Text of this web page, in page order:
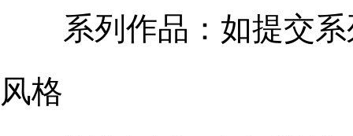
系列作品：如提交系
风格